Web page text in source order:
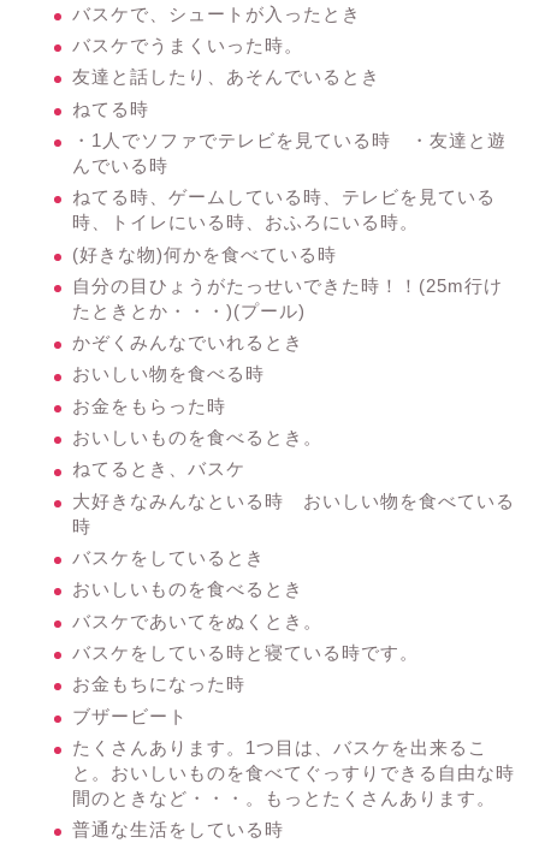
バスケで、シュートが入ったとき
バスケでうまくいった時。
友達と話したり、あそんでいるとき
ねてる時
・1人でソファでテレビを見ている時 ・友達と遊
んでいる時
ねてる時、ゲームしている時、テレビを見ている
時、トイレにいる時、おふろにいる時。
(好きな物)何かを食べている時
自分の目ひょうがたっせいできた時！！(25m行け
たときとか・・・)(プール)
かぞくみんなでいれるとき
おいしい物を食べる時
お金をもらった時
おいしいものを食べるとき。
ねてるとき、バスケ
大好きなみんなといる時 おいしい物を食べている
時
バスケをしているとき
おいしいものを食べるとき
バスケであいてをぬくとき。
バスケをしている時と寝ている時です。
お金もちになった時
ブザービート
たくさんあります。1つ目は、バスケを出来るこ
と。おいしいものを食べてぐっすりできる自由な時
間のときなど・・・。もっとたくさんあります。
普通な生活をしている時